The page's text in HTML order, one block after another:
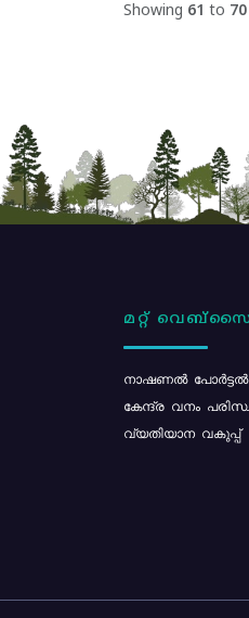
Showing 61 to 70
മറ്റ്
നാഷണൽ
കേന്ദ്ര വനം
വ്യതിയാന വകുപ്പ്